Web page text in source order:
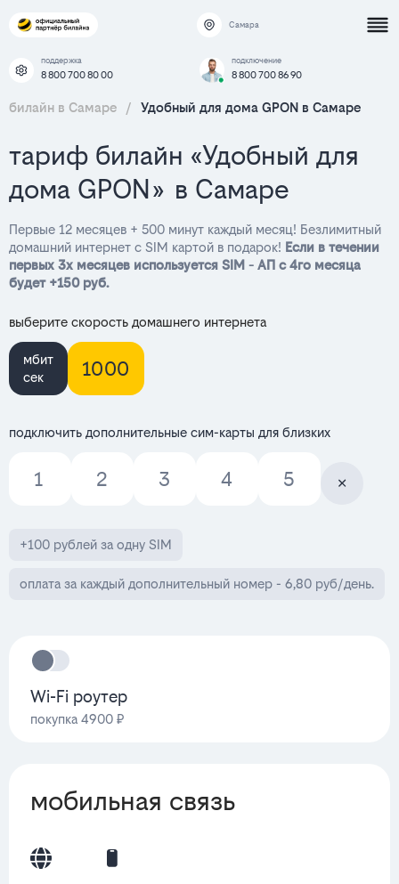
Самара
поддержка
8 800 700 80 00
подключение
8 800 700 86 90
билайн в Самаре / Удобный для дома GPON в Самаре
тариф билайн «Удобный для
дома GPON» в Самаре
Первые 12 месяцев + 500 минут каждый месяц! Безлимитный
домашний интернет с SIM картой в подарок! Если в течении
первых 3х месяцев используется SIM - АП с 4го месяца
будет +150 руб.
выберите скорость домашнего интернета
мбит
сек
1000
подключить дополнительные сим-карты для близких
1 2 3 4 5
+100 рублей за одну SIM
оплата за каждый дополнительный номер - 6,80 руб/день.
Wi-Fi роутер
покупка 4900 ₽
мобильная связь